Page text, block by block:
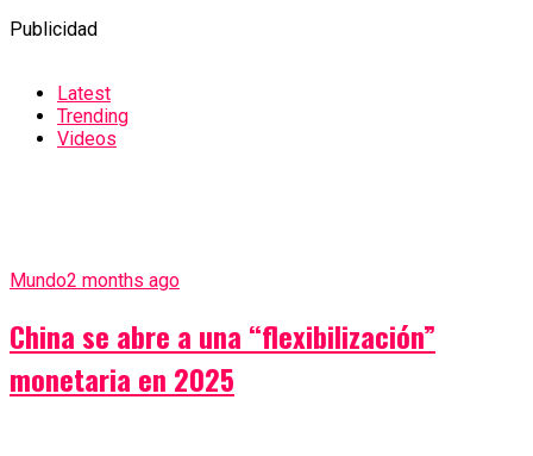
Publicidad
Latest
Trending
Videos
Mundo2 months ago
China se abre a una “flexibilización”
monetaria en 2025